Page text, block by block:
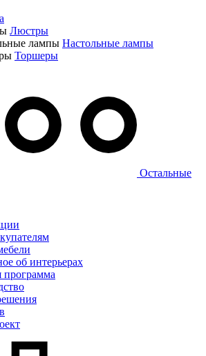
Люстры
Настольные лампы
Торшеры
Остальные
об интерьерах
программа